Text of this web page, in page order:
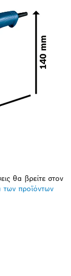
θα βρείτε στον
των προϊόντων